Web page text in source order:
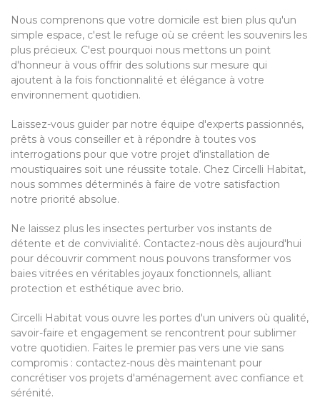
Nous comprenons que votre domicile est bien plus qu'un
simple espace, c'est le refuge où se créent les souvenirs les
plus précieux. C'est pourquoi nous mettons un point
d'honneur à vous offrir des solutions sur mesure qui
ajoutent à la fois fonctionnalité et élégance à votre
environnement quotidien.
Laissez-vous guider par notre équipe d'experts passionnés,
prêts à vous conseiller et à répondre à toutes vos
interrogations pour que votre projet d'installation de
moustiquaires soit une réussite totale. Chez Circelli Habitat,
nous sommes déterminés à faire de votre satisfaction
notre priorité absolue.
Ne laissez plus les insectes perturber vos instants de
détente et de convivialité. Contactez-nous dès aujourd'hui
pour découvrir comment nous pouvons transformer vos
baies vitrées en véritables joyaux fonctionnels, alliant
protection et esthétique avec brio.
Circelli Habitat vous ouvre les portes d'un univers où qualité,
savoir-faire et engagement se rencontrent pour sublimer
votre quotidien. Faites le premier pas vers une vie sans
compromis : contactez-nous dès maintenant pour
concrétiser vos projets d'aménagement avec confiance et
sérénité.